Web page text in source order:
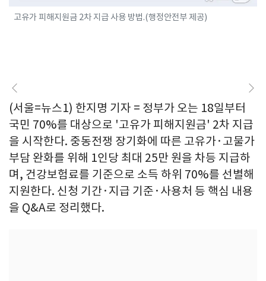
고유가 피해지원금 2차 지급 사용 방법.(행정안전부 제공)
(서울=뉴스1) 한지명 기자 = 정부가 오는 18일부터
국민 70%를 대상으로 '고유가 피해지원금' 2차 지급
을 시작한다. 중동전쟁 장기화에 따른 고유가·고물가
부담 완화를 위해 1인당 최대 25만 원을 차등 지급하
며, 건강보험료를 기준으로 소득 하위 70%를 선별해
지원한다. 신청 기간·지급 기준·사용처 등 핵심 내용
을 Q&A로 정리했다.